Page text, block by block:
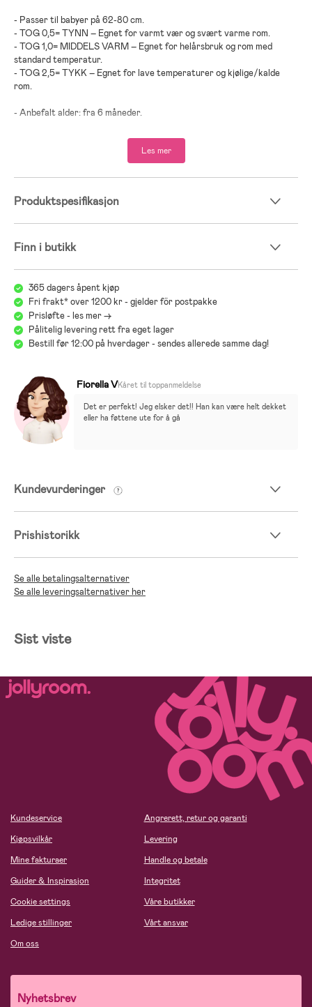
- Passer til babyer på 62-80 cm.
- TOG 0,5= TYNN – Egnet for varmt vær og svært varme rom.
- TOG 1,0= MIDDELS VARM – Egnet for helårsbruk og rom med
standard temperatur.
- TOG 2,5= TYKK – Egnet for lave temperaturer og kjølige/kalde
rom.
- Anbefalt alder: fra 6 måneder.
Les mer
Produktspesifikasjon
Finn i butikk
365 dagers åpent kjøp
Fri frakt* over 1200 kr - gjelder för postpakke
Prisløfte - les mer ->
Pålitelig levering rett fra eget lager
Bestill før 12:00 på hverdager - sendes allerede samme dag!
Fiorella VKåret til toppanmeldelse
Det er perfekt! Jeg elsker det!! Han kan være helt dekket
eller ha føttene ute for å gå
Kundevurderinger
Prishistorikk
Se alle betalingsalternativer
Se alle leveringsalternativer her
Sist viste
Kundeservice
Kjøpsvilkår
Mine fakturaer
Guider & Inspirasjon
Cookie settings
Ledige stillinger
Om oss
Angrerett, retur og garanti
Levering
Handle og betale
Integritet
Våre butikker
Vårt ansvar
Nyhetsbrev